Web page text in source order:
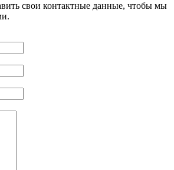
свои контактные данные, чтобы мы